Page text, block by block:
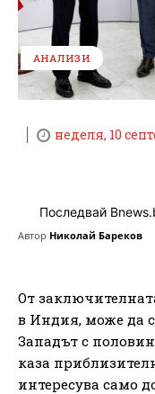
АНАЛИЗИ
неделя, 10
Последвай
Автор Николай Бареков
От
в Индия, може да
Западът с
каза
интересува само